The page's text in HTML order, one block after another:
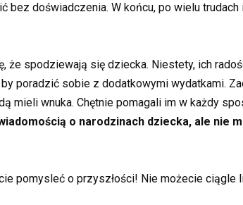
bez doświadczenia. W końcu, po wielu
spodziewają się dziecka. Niestety, ich
poradzić sobie z dodatkowymi wydatkami.
mieli wnuka. Chętnie pomagali im w każdy
o narodzinach dziecka, ale nie
pomysleć o przyszłości! Nie możecie ciągle